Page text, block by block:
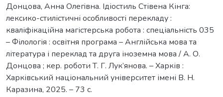
Донцова, Aннa Oлeгiвнa. Ідіостиль Стівена Кінга:
лексико-стилістичні особливості перекладу :
кваліфікаційна магістерська робота : спеціальність 035
– Філологія : освітня програма – Англійська мова та
література і переклад та друга іноземна мова / А. О.
Донцова ; кер. роботи Т. Г. Лук’янова. – Харків :
Харківський національний університет імені В. Н.
Каразина, 2025. – 73 с.